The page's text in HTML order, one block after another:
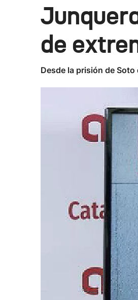
de
Desde la prisión de Soto